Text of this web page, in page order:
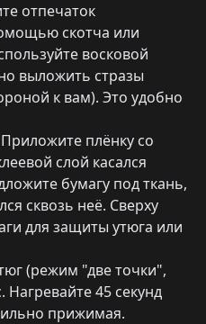
отпечаток
скотча или
восковой
выложить стразы
к вам). Это удобно
Приложите плёнку со
слой касался
бумагу под ткань,
сквозь неё. Сверху
для защиты утюга или
(режим "две точки",
45 секунд
прижимая.